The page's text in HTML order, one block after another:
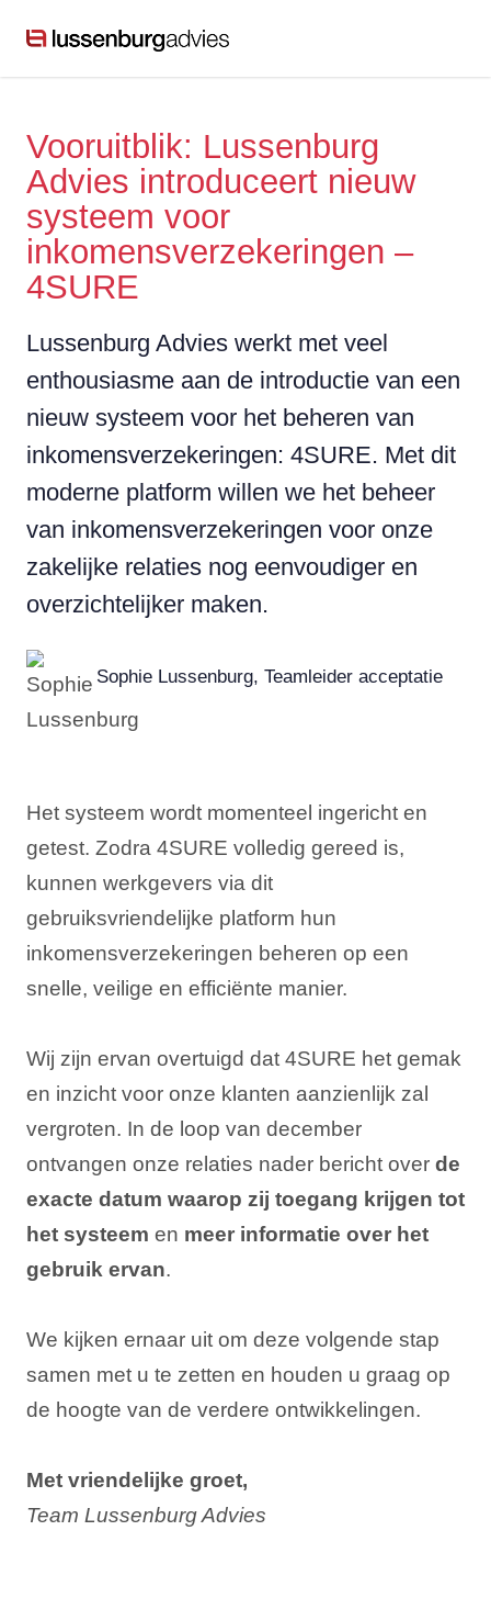
Vooruitblik: Lussenburg
Advies introduceert nieuw
systeem voor
inkomensverzekeringen –
4SURE
Lussenburg Advies werkt met veel
enthousiasme aan de introductie van een
nieuw systeem voor het beheren van
inkomensverzekeringen: 4SURE. Met dit
moderne platform willen we het beheer
van inkomensverzekeringen voor onze
zakelijke relaties nog eenvoudiger en
overzichtelijker maken.
Sophie Lussenburg, Teamleider acceptatie
Het systeem wordt momenteel ingericht en
getest. Zodra 4SURE volledig gereed is,
kunnen werkgevers via dit
gebruiksvriendelijke platform hun
inkomensverzekeringen beheren op een
snelle, veilige en efficiënte manier.
Wij zijn ervan overtuigd dat 4SURE het gemak
en inzicht voor onze klanten aanzienlijk zal
vergroten. In de loop van december
ontvangen onze relaties nader bericht over de
exacte datum waarop zij toegang krijgen tot
het systeem en meer informatie over het
gebruik ervan.
We kijken ernaar uit om deze volgende stap
samen met u te zetten en houden u graag op
de hoogte van de verdere ontwikkelingen.
Met vriendelijke groet,
Team Lussenburg Advies